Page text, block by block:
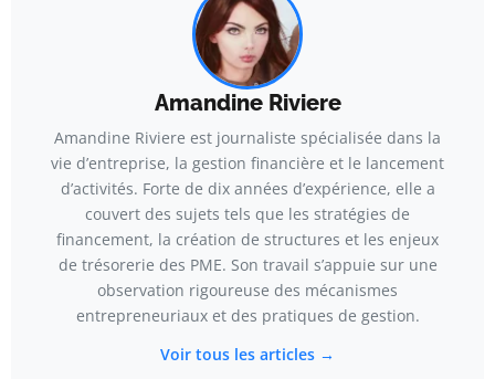
Amandine Riviere
Amandine Riviere est journaliste spécialisée dans la
vie d’entreprise, la gestion financière et le lancement
d’activités. Forte de dix années d’expérience, elle a
couvert des sujets tels que les stratégies de
financement, la création de structures et les enjeux
de trésorerie des PME. Son travail s’appuie sur une
observation rigoureuse des mécanismes
entrepreneuriaux et des pratiques de gestion.
Voir tous les articles →